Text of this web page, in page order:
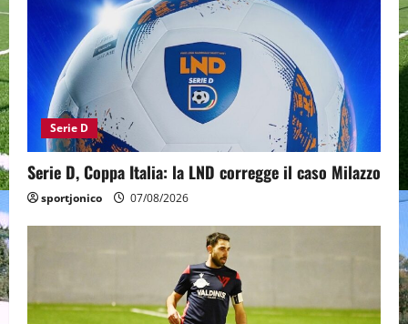
Serie D
Serie D, Coppa Italia: la LND corregge il caso Milazzo
sportjonico 07/08/2026